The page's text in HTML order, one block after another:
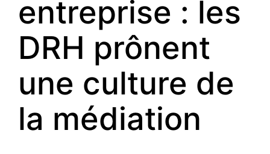
entreprise : les
DRH prônent
une culture de
la médiation